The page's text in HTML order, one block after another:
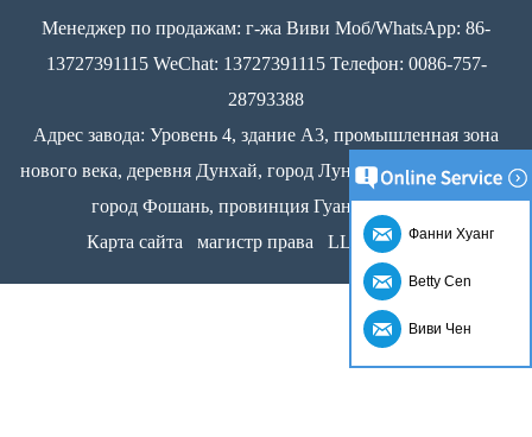
Менеджер по продажам: г-жа Виви Моб/WhatsApp: 86-
13727391115 WeChat: 13727391115 Телефон: 0086-757-
28793388
Адрес завода: Уровень 4, здание A3, промышленная зона
нового века, деревня Дунхай, город Лунцзян, район Шунде,
город Фошань, провинция Гуандун, Китай
Карта сайта
магистр права LLms ПолныйФанни Хуанг
Betty Cen
Виви Чен